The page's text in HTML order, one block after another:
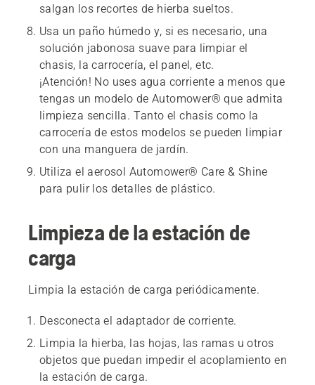
salgan los recortes de hierba sueltos.
Usa un paño húmedo y, si es necesario, una
solución jabonosa suave para limpiar el
chasis, la carrocería, el panel, etc.
¡Atención! No uses agua corriente a menos que
tengas un modelo de Automower® que admita
limpieza sencilla. Tanto el chasis como la
carrocería de estos modelos se pueden limpiar
con una manguera de jardín.
Utiliza el aerosol Automower® Care & Shine
para pulir los detalles de plástico.
Limpieza de la estación de
carga
Limpia la estación de carga periódicamente.
Desconecta el adaptador de corriente.
Limpia la hierba, las hojas, las ramas u otros
objetos que puedan impedir el acoplamiento en
la estación de carga.